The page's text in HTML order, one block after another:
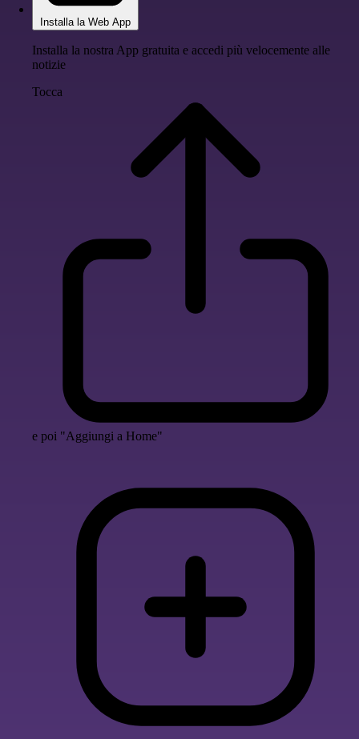
Installa la Web App
Installa la nostra App gratuita e accedi più velocemente alle
notizie
Tocca
e poi "Aggiungi a Home"